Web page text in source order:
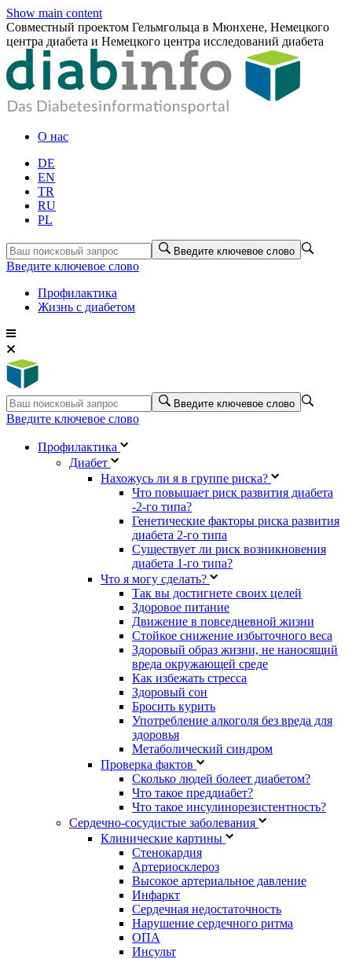
Show main content
Совместный проектом Гельмгольца в Мюнхене, Немецкого
центра диабета и Немецкого центра исследований диабета
О нас
DE
EN
TR
RU
PL
Введите ключевое слово
Введите ключевое слово
Профилактика
Жизнь с диабетом
Введите ключевое слово
Введите ключевое слово
Профилактика
Диабет
Нахожусь ли я в группе риска?
Что повышает риск развития диабета
-2-го типа?
Генетические факторы риска развития
диабета 2-го типа
Существует ли риск возникновения
диабета 1-го типа?
Что я могу сделать?
Так вы достигнете своих целей
Здоровое питание
Движение в повседневной жизни
Стойкое снижение избыточного веса
Здоровый образ жизни, не наносящий
вреда окружающей среде
Как избежать стресса
Здоровый сон
Бросить курить
Употребление алкоголя без вреда для
здоровья
Метаболический синдром
Проверка фактов
Сколько людей болеет диабетом?
Что такое преддиабет?
Что такое инсулинорезистентность?
Сердечно-сосудистые заболевания
Клинические картины
Стенокардия
Артериосклероз
Высокое артериальное давление
Инфаркт
Сердечная недостаточность
Нарушение сердечного ритма
ОПА
Инсульт